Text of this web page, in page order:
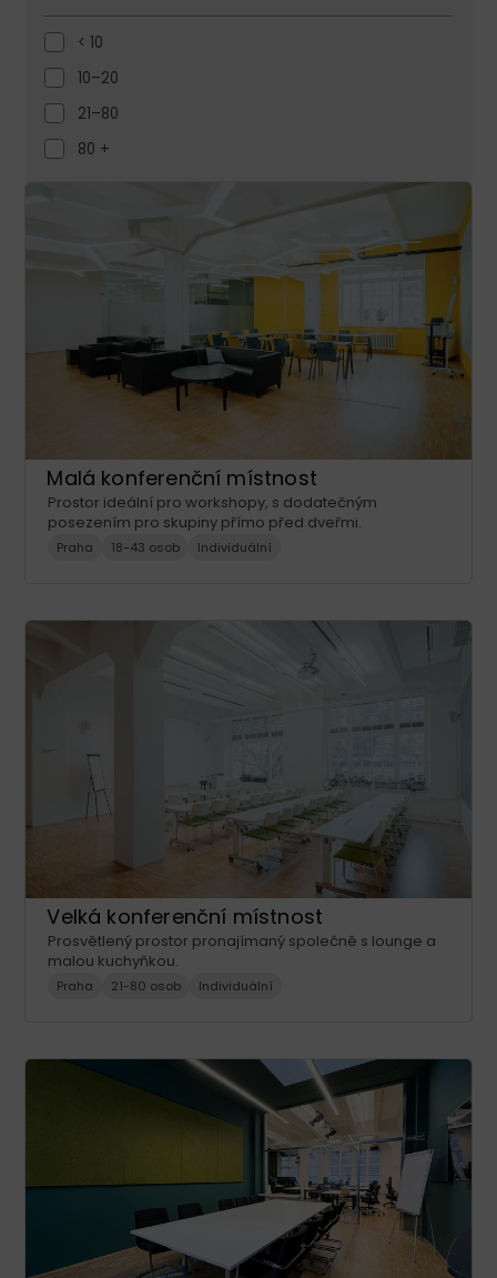
< 10
10–20
21–80
80 +
Malá konferenční místnost
Prostor ideální pro workshopy, s dodatečným
posezením pro skupiny přímo před dveřmi.
Praha 18-43 osob Individuální
Velká konferenční místnost
Prosvětlený prostor pronajímaný společně s lounge a
malou kuchyňkou.
Praha 21-80 osob Individuální